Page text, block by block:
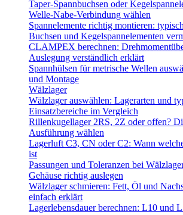
Taper-Spannbuchsen oder
Welle-Nabe-Verbindung wählen
Spannelemente richtig montieren:
Buchsen und Kegelspannelementen
CLAMPEX berechnen:
Auslegung verständlich erklärt
Spannhülsen für metrische Wellen
und Montage
Wälzlager
Wälzlager auswählen: Lagerarten und
Einsatzbereiche im Vergleich
Rillenkugellager 2RS, 2Z oder offen?
Ausführung wählen
Lagerluft C3, CN oder C2: Wann
ist
Passungen und Toleranzen bei
Gehäuse richtig auslegen
Wälzlager schmieren: Fett, Öl und
einfach erklärt
Lagerlebensdauer berechnen: L10 und